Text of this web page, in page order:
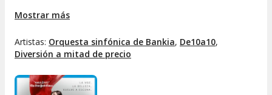
No te pierdas el vídeo de presentación de
Mostrar más
Artistas: Orquesta sinfónica de Bankia, De10a10,
Diversión a mitad de precio